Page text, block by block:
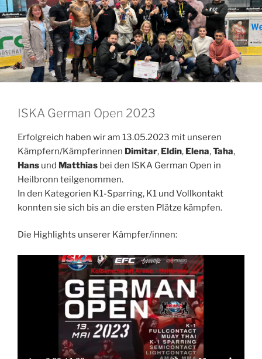
ISKA German Open 2023
Erfolgreich haben wir am 13.05.2023 mit unseren
Kämpfern/Kämpferinnen Dimitar, Eldin, Elena,Taha,
Hans und Matthias bei den ISKA German Open in
Heilbronn teilgenommen.
In den Kategorien K1-Sparring, K1 und Vollkontakt
konnten sie sich bis an die ersten Plätze kämpfen.
Die Highlights unserer Kämpfer/innen: